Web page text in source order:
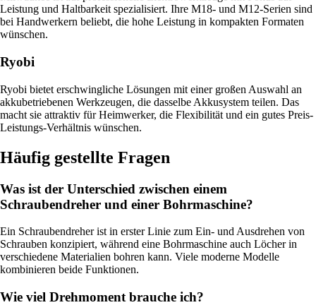
Leistung und Haltbarkeit spezialisiert. Ihre M18- und M12-Serien sind
bei Handwerkern beliebt, die hohe Leistung in kompakten Formaten
wünschen.
Ryobi
Ryobi bietet erschwingliche Lösungen mit einer großen Auswahl an
akkubetriebenen Werkzeugen, die dasselbe Akkusystem teilen. Das
macht sie attraktiv für Heimwerker, die Flexibilität und ein gutes Preis-
Leistungs-Verhältnis wünschen.
Häufig gestellte Fragen
Was ist der Unterschied zwischen einem
Schraubendreher und einer Bohrmaschine?
Ein Schraubendreher ist in erster Linie zum Ein- und Ausdrehen von
Schrauben konzipiert, während eine Bohrmaschine auch Löcher in
verschiedene Materialien bohren kann. Viele moderne Modelle
kombinieren beide Funktionen.
Wie viel Drehmoment brauche ich?